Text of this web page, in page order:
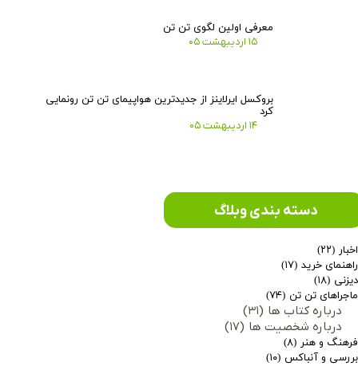
معرفی اولین لگوی تن تن
۱۵ اردیبهشت ۰۵
بروکسل ایرلاینز از جدیدترین هواپیمای تن تن رونمایی
کرد
۱۴ اردیبهشت ۰۵
اخبار (۲۲)
راهنمای خرید (۱۷)
دیزنی (۱۸)
ماجراهای تن تن (۷۴)
درباره کتاب ها (۳۱)
درباره شخصیت ها (۱۷)
فرهنگ و هنر (۸)
بررسی و آنباکس (۱۰)
دسته بندی وبلاگ